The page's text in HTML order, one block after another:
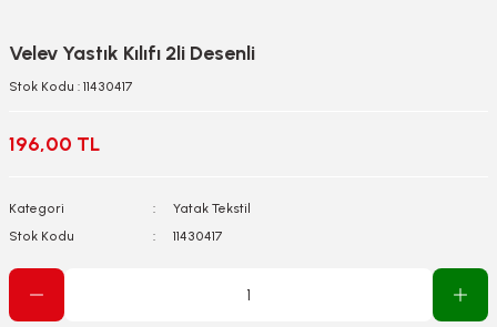
Velev Yastık Kılıfı 2li Desenli
Stok Kodu : 11430417
196,00 TL
Kategori
Yatak Tekstil
Stok Kodu
11430417